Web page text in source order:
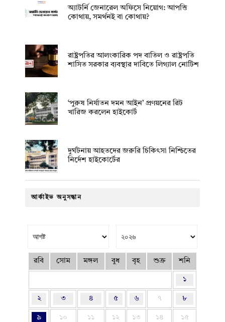
অ্যাটর্নি জেনারেল অফিসে নিয়োগ: আপত্তি
কোথায়, সমর্থনই বা কোথায়?
রাষ্ট্রপতির আলংকারিক পদ বাতিল ও রাষ্ট্রপতি
শাসিত সরকার ব্যবস্থার দাবিতে লিগ্যাল নোটিশ
‘পুরুষ নির্যাতন দমন আইন’ প্রণয়নের রিট
খারিজ করলেন হাইকোর্ট
দুর্ঘটনায় আহতদের জরুরি চিকিৎসা নিশ্চিতের
নির্দেশ হাইকোর্টের
আর্কাইভ অনুসন্ধান
রবি সোম মঙ্গল বুধ বৃহ শুক্র শনি
১
২ ৩ ৪ ৫ ৬ ৭ ৮
৯ ১০ ১১ ১২ ১৩ ১৪ ১৫